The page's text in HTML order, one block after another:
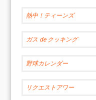
熱中！ティーンズ
ガス de クッキング
野球カレンダー
リクエストアワー